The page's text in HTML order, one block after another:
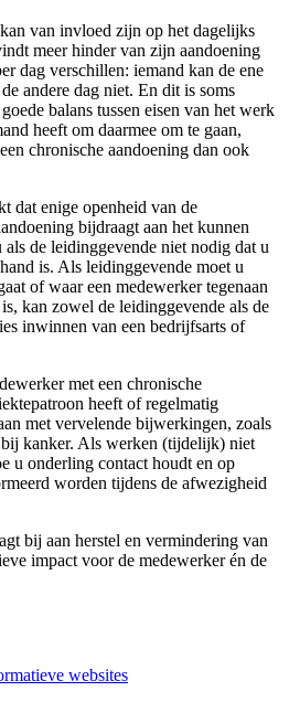
van invloed zijn op het dagelijks
meer hinder van zijn aandoening
dag verschillen: iemand kan de ene
andere dag niet. En dit is soms
balans tussen eisen van het werk
heeft om daarmee om te gaan,
chronische aandoening dan ook
dat enige openheid van de
bijdraagt aan het kunnen
de leidinggevende niet nodig dat u
is. Als leidinggevende moet u
of waar een medewerker tegenaan
kan zowel de leidinggevende als de
inwinnen van een bedrijfsarts of
met een chronische
heeft of regelmatig
met vervelende bijwerkingen, zoals
kanker. Als werken (tijdelijk) niet
u onderling contact houdt en op
worden tijdens de afwezigheid
bij aan herstel en vermindering van
impact voor de medewerker én de
websites